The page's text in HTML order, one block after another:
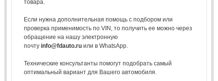
товара.
Если нужна дополнительная помощь с подбором или
проверка применимость по VIN, то получить ее можно через
обращение на нашу электронную
почту info@fdauto.ruили в WhatsApp.
Технические консультанты помогут подобрать самый
оптимальный вариант для Вашего автомобиля.